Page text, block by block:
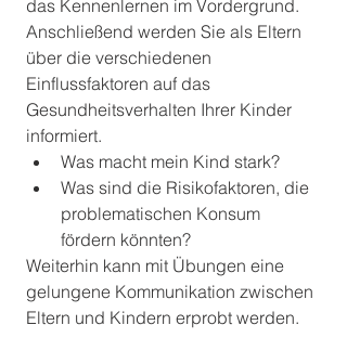
das Kennenlernen im Vordergrund.
Anschließend werden Sie als Eltern
über die verschiedenen
Einflussfaktoren auf das
Gesundheitsverhalten Ihrer Kinder
informiert.
Was macht mein Kind stark?
Was sind die Risikofaktoren, die
problematischen Konsum
fördern könnten?
Weiterhin kann mit Übungen eine
gelungene Kommunikation zwischen
Eltern und Kindern erprobt werden.